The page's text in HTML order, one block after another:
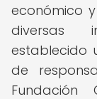
económico
diversas
establecido
de